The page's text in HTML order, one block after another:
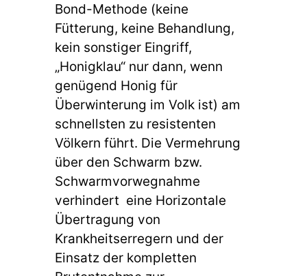
Bond-Methode (keine
Fütterung, keine Behandlung,
kein sonstiger Eingriff,
„Honigklau“ nur dann, wenn
genügend Honig für
Überwinterung im Volk ist) am
schnellsten zu resistenten
Völkern führt. Die Vermehrung
über den Schwarm bzw.
Schwarmvorwegnahme
verhindert eine Horizontale
Übertragung von
Krankheitserregern und der
Einsatz der kompletten